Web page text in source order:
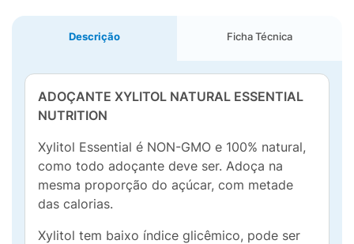
Descrição Ficha Técnica
ADOÇANTE XYLITOL NATURAL ESSENTIAL
NUTRITION
Xylitol Essential é NON-GMO e 100% natural,
como todo adoçante deve ser. Adoça na
mesma proporção do açúcar, com metade
das calorias.
Xylitol tem baixo índice glicêmico, pode ser